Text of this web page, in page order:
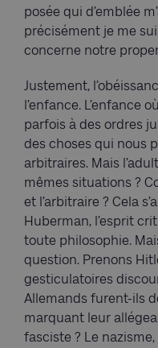
posée qui d’emblée
précisément je me
concerne notre
Justement,
l’enfance. L’enfance
parfois à des ordres
des choses qui nous
arbitraires. Mais
mêmes situations ?
et l’arbitraire ? Cela
Huberman, l’esprit
toute philosophie.
question. Prenons
gesticulatoires
Allemands furent-ils
marquant leur
fasciste ? Le nazisme,